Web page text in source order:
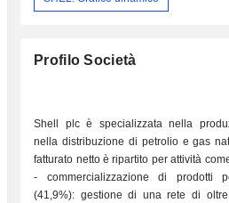
Profilo Società
Shell plc è specializzata nella
nella distribuzione di petrolio e gas
fatturato netto è ripartito per attività
- commercializzazione di prodotti
(41,9%): gestione di una rete di